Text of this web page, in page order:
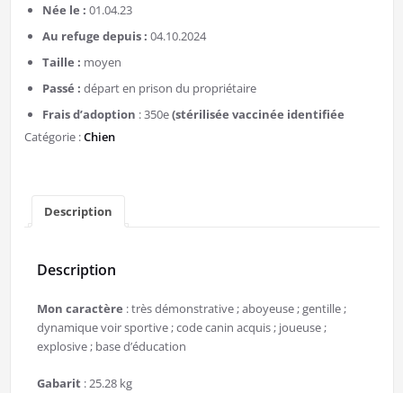
Née le : 01.04.23
Au refuge depuis : 04.10.2024
Taille : moyen
Passé : départ en prison du propriétaire
Frais d’adoption : 350e(stérilisée vaccinée identifiée
Catégorie :Chien
Description
Description
Mon caractère : très démonstrative ; aboyeuse ; gentille ;
dynamique voir sportive ; code canin acquis ; joueuse ;
explosive ; base d’éducation
Gabarit: 25.28 kg